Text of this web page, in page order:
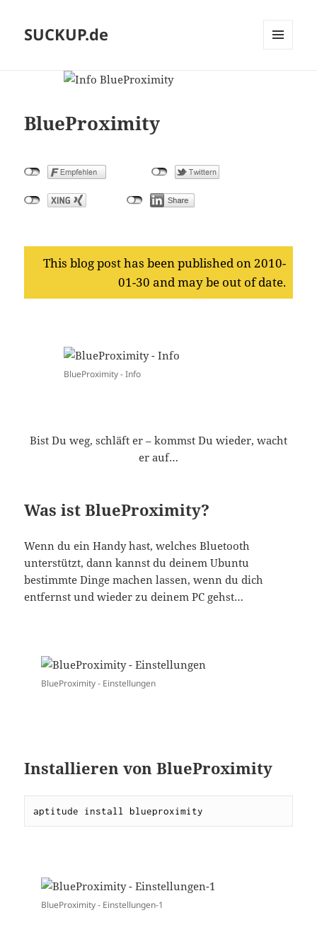
SUCKUP.de
BlueProximity
This blog post has been published on 2010-
01-30 and may be out of date.
BlueProximity - Info
Bist Du weg, schläft er – kommst Du wieder, wacht
er auf…
Was ist BlueProximity?
Wenn du ein Handy hast, welches Bluetooth
unterstützt, dann kannst du deinem Ubuntu
bestimmte Dinge machen lassen, wenn du dich
entfernst und wieder zu deinem PC gehst…
BlueProximity - Einstellungen
Installieren von BlueProximity
aptitude install blueproximity
BlueProximity - Einstellungen-1